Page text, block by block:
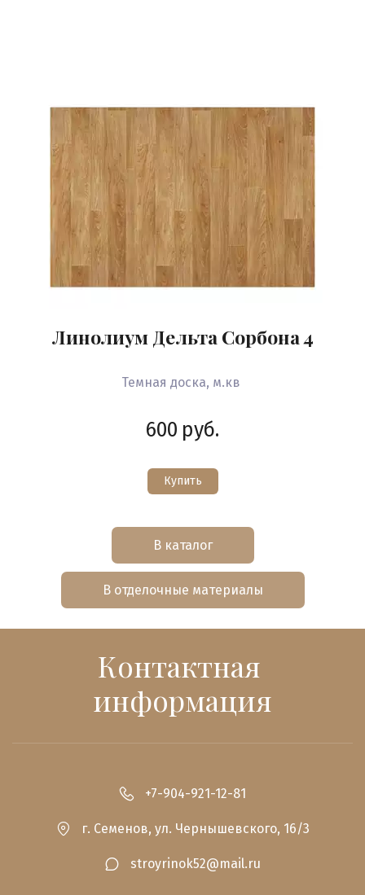
Линолиум Дельта Сорбона 4
Темная доска, м.кв
600 руб.
Купить
В каталог
В отделочные материалы
Контактная
информация
г. Семенов, ул. Чернышевского, 16/3
+7-904-921-12-81
stroyrinok52@mail.ru